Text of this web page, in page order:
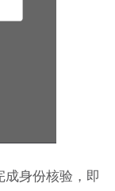
成身份核验，即